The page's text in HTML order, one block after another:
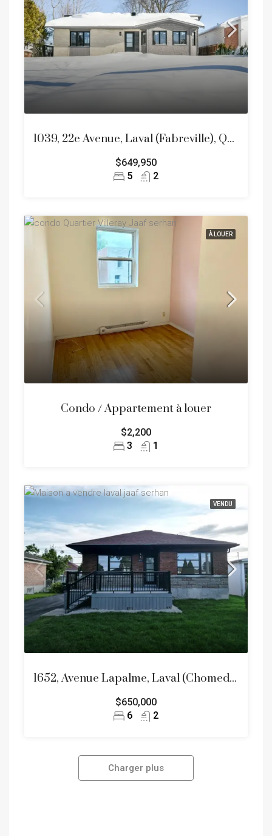
1039, 22e Avenue, Laval (Fabreville), Quartier Ouest
$649,950
5
2
À LOUER
Condo / Appartement à louer
$2,200
3
1
VENDU
1652, Avenue Lapalme, Laval (Chomedey
$650,000
6
2
Charger plus